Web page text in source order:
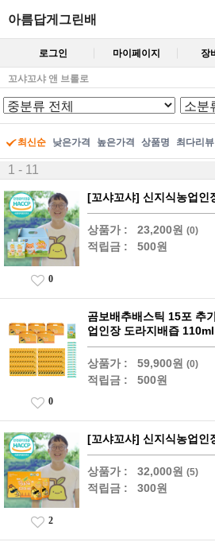
아름답게그린배
로그인 마이페이지 장
꼬샤꼬샤 앤 브롤로
최신순 낮은가격 높은가격 상품명 최다리뷰
1 - 11
[꼬샤꼬샤] 신지식농업인
상품가 : 23,200원 (0)
적립금 : 500원
0
곰보배추배스틱 15포 추
업인장 도라지배즙
상품가 : 59,900원 (0)
적립금 : 500원
0
[꼬샤꼬샤] 신지식농업인
상품가 : 32,000원 (5)
적립금 : 300원
2